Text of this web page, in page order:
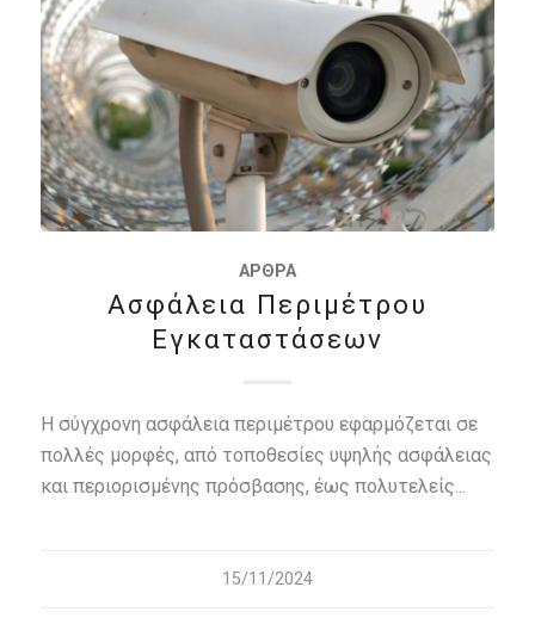
ΆΡΘΡΑ
Ασφάλεια Περιμέτρου
Εγκαταστάσεων
Η σύγχρονη ασφάλεια περιμέτρου εφαρμόζεται σε
πολλές μορφές, από τοποθεσίες υψηλής ασφάλειας
και περιορισμένης πρόσβασης, έως πολυτελείς...
15/11/2024